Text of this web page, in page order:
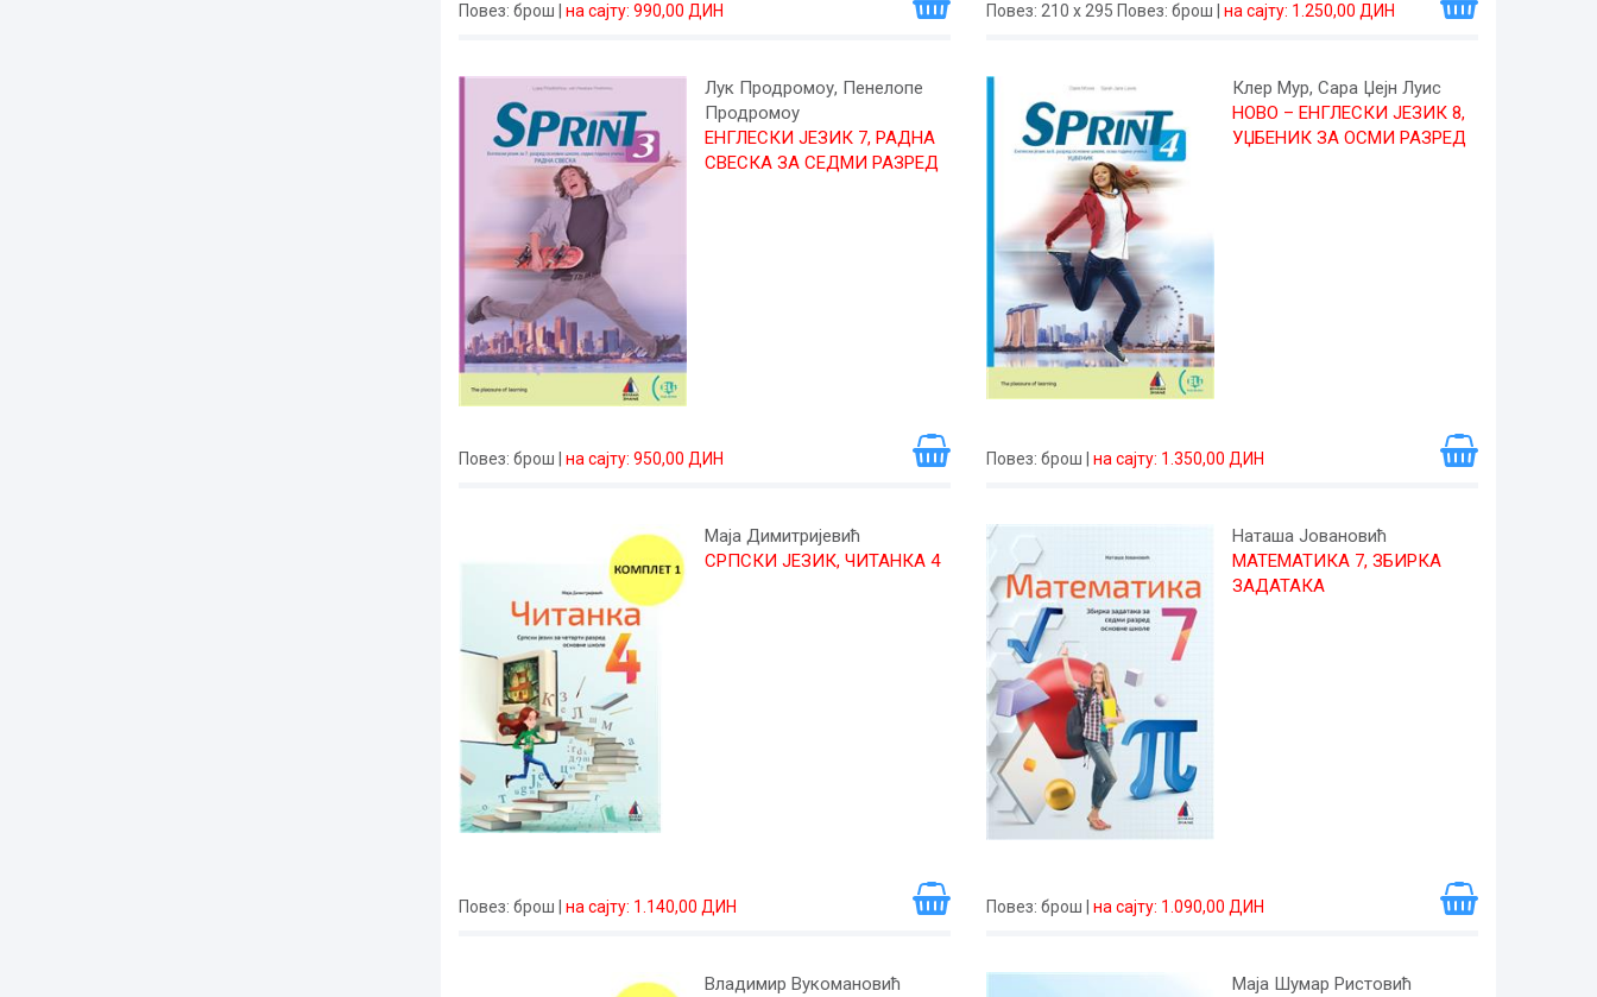
Повез: брош на сајту: 990,00 ДИН Повез: 210 x 295 Повез: брош на сајту: 1.250,00 ДИН
Лук Продромоу, Пенелопе
Продромоу
ЕНГЛЕСКИ ЈЕЗИК 7, РАДНА
СВЕСКА ЗА СЕДМИ РАЗРЕД
Повез: брош на сајту: 950,00 ДИН
Клер Мур, Сара Џејн Луис
НОВО – ЕНГЛЕСКИ ЈЕЗИК 8,
УЏБЕНИК ЗА ОСМИ РАЗРЕД
Повез: брош на сајту: 1.350,00 ДИН
Маја Димитријевић
СРПСКИ ЈЕЗИК, ЧИТАНКА 4
Повез: брош на сајту: 1.140,00 ДИН
Наташа Јовановић
МАТЕМАТИКА 7, ЗБИРКА
ЗАДАТАКА
Повез: брош на сајту: 1.090,00 ДИН
Владимир Вукомановић
Маја Шумар Ристовић